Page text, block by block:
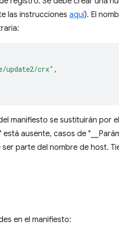
las instrucciones aquí). El
update2/crx" ,
manifiesto se sustituirán por el
ausente, casos de
parte del nombre de host.
en el manifiesto: